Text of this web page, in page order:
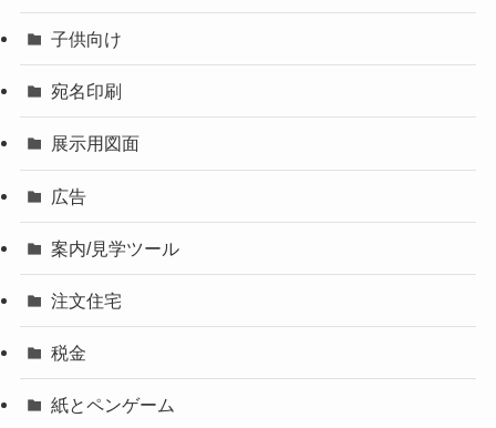
子供向け
宛名印刷
展示用図面
広告
案内/見学ツール
注文住宅
税金
紙とペンゲーム